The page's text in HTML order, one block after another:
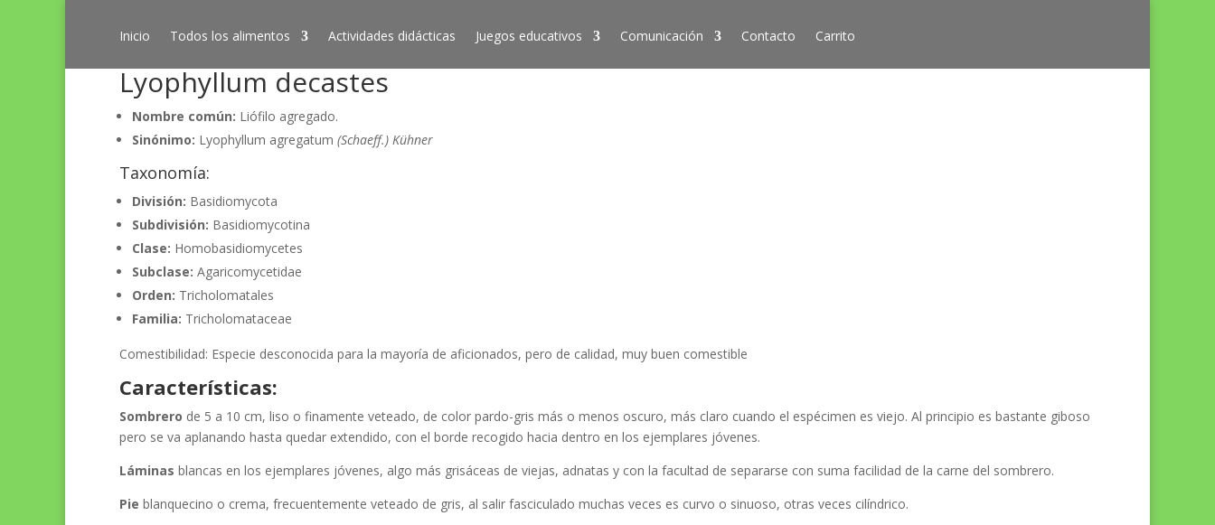
Inicio Todos los alimentos Actividades didácticas Juegos educativos Comunicación Contacto Carrito
Lyophyllum decastes
Nombre común: Liófilo agregado.
Sinónimo: Lyophyllum agregatum (Schaeff.) Kühner
Taxonomía:
División: Basidiomycota
Subdivisión: Basidiomycotina
Clase: Homobasidiomycetes
Subclase: Agaricomycetidae
Orden: Tricholomatales
Familia: Tricholomataceae
Comestibilidad: Especie desconocida para la mayoría de aficionados, pero de calidad, muy buen comestible
Características:
Sombrero de 5 a 10 cm, liso o finamente veteado, de color pardo-gris más o menos oscuro, más claro cuando el espécimen es viejo. Al principio es bastante giboso
pero se va aplanando hasta quedar extendido, con el borde recogido hacia dentro en los ejemplares jóvenes.
Láminas blancas en los ejemplares jóvenes, algo más grisáceas de viejas, adnatas y con la facultad de separarse con suma facilidad de la carne del sombrero.
Pie blanquecino o crema, frecuentemente veteado de gris, al salir fasciculado muchas veces es curvo o sinuoso, otras veces cilíndrico.